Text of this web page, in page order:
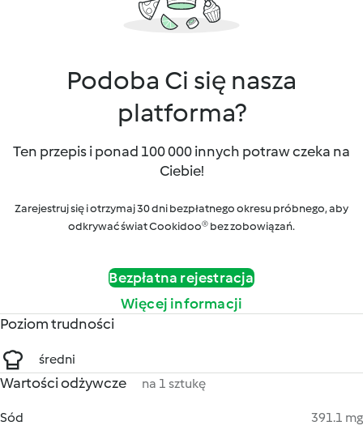
Podoba Ci się nasza
platforma?
Ten przepis i ponad 100 000 innych potraw czeka na
Ciebie!
Zarejestruj się i otrzymaj 30 dni bezpłatnego okresu próbnego, aby
odkrywać świat Cookidoo® bez zobowiązań.
Bezpłatna rejestracja
Więcej informacji
Poziom trudności
średni
Wartości odżywcze na 1 sztukę
Sód
391.1 mg